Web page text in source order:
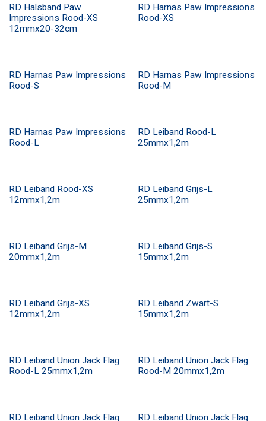
RD Halsband Paw
Impressions Rood-XS
12mmx20-32cm
RD Harnas Paw Impressions
Rood-XS
RD Harnas Paw Impressions
Rood-S
RD Harnas Paw Impressions
Rood-M
RD Harnas Paw Impressions
Rood-L
RD Leiband Rood-L
25mmx1,2m
RD Leiband Rood-XS
12mmx1,2m
RD Leiband Grijs-L
25mmx1,2m
RD Leiband Grijs-M
20mmx1,2m
RD Leiband Grijs-S
15mmx1,2m
RD Leiband Grijs-XS
12mmx1,2m
RD Leiband Zwart-S
15mmx1,2m
RD Leiband Union Jack Flag
Rood-L 25mmx1,2m
RD Leiband Union Jack Flag
Rood-M 20mmx1,2m
RD Leiband Union Jack Flag
RD Leiband Union Jack Flag